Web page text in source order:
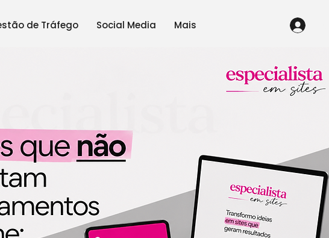
de Tráfego Social Media Mais